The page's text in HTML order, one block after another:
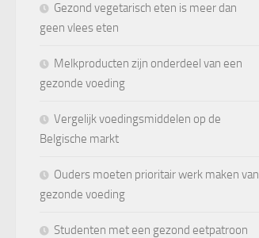
Gezond vegetarisch eten is meer dan
geen vlees eten
Melkproducten zijn onderdeel van een
gezonde voeding
Vergelijk voedingsmiddelen op de
Belgische markt
Ouders moeten prioritair werk maken van
gezonde voeding
Studenten met een gezond eetpatroon